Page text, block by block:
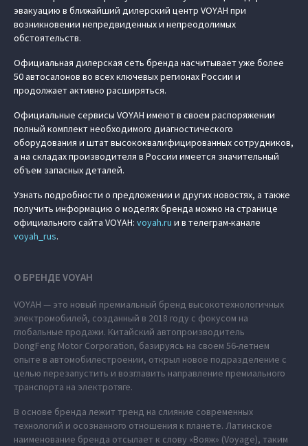
эвакуацию в ближайший дилерский центр VOYAH при
возникновении непредвиденных и непреодолимых
обстоятельств.
Официальная дилерская сеть бренда насчитывает уже более
50 автосалонов во всех ключевых регионах России и
продолжает активно расширяться.
Официальные сервисы VOYAH имеют в своем распоряжении
полный комплект необходимого диагностического
оборудования и штат высококвалифицированных сотрудников,
а на складах производителя в России имеется значительный
объем запасных деталей.
Узнать подробности о предложении и других новостях, а также
получить информацию о моделях бренда можно на странице
официального сайта VOYAH: voyah.ru и в телеграм-канале
voyah_rus.
О БРЕНДЕ VOYAH
VOYAH — это новый премиальный бренд высокотехнологичных
электромобилей, созданный в 2018 году с фокусом на
глобальные продажи. Китайский автопроизводитель
DongFeng Motor Corporation, базируясь на своем 56-летнем
опыте в автомобилестроении, открыл новое подразделение с
целью перезапустить и возглавить направление премиального
транспорта на электротяге.
В основе бренда лежит тренд на слияние современных
технологий и осознанного отношения к планете. Латинское
наименование бренда отсылает к слову «Вояж» (Voyage), таким